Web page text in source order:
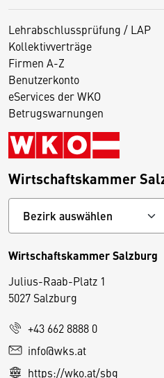
Lehrabschlussprüfung / LAP
Kollektivverträge
Firmen A-Z
Benutzerkonto
eServices der WKO
Betrugswarnungen
Wirtschaftskammer
Wirtschaftskammer Salzburg
Julius-Raab-Platz 1
5027 Salzburg
+43 662 8888 0
info@wks.at
https://wko.at/sbg
D
e